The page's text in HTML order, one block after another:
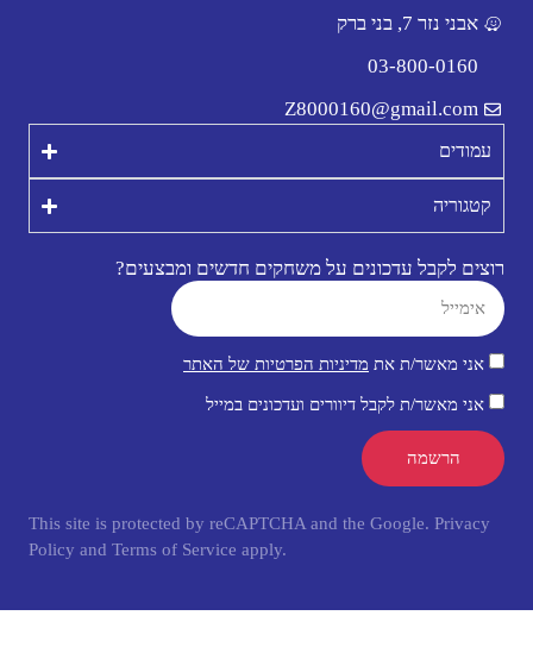
אבני נזר 7, בני ברק
03-800-0160
Z8000160@gmail.com
עמודים
קטגוריה
רוצים לקבל עדכונים על משחקים חדשים ומבצעים?
אני מאשר/ת את מדיניות הפרטיות של האתר
אני מאשר/ת לקבל דיוורים ועדכונים במייל
הרשמה
This site is protected by reCAPTCHA and the Google. Privacy
Policy and Terms of Service apply.